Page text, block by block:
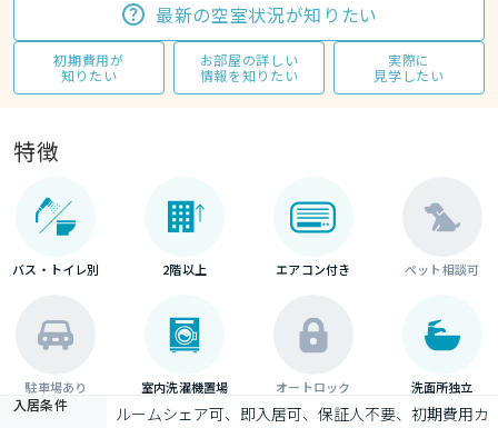
最新の空室状況が知りたい
初期費用が
知りたい
お部屋の詳しい
情報を知りたい
実際に
見学したい
特徴
バス・トイレ別 2階以上 エアコン付き ペット相談可
駐車場あり 室内洗濯機置場 オートロック 洗面所独立
入居条件
ルームシェア可、即入居可、保証人不要、初期費用カ